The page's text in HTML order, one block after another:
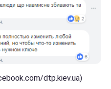
dtp.kiev.ua)